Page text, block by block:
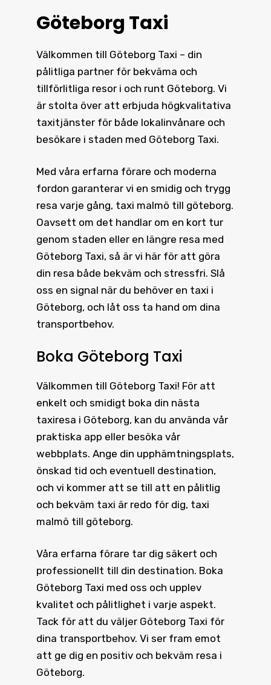
Göteborg Taxi
Välkommen till Göteborg Taxi – din
pålitliga partner för bekväma och
tillförlitliga resor i och runt Göteborg. Vi
är stolta över att erbjuda högkvalitativa
taxitjänster för både lokalinvånare och
besökare i staden med Göteborg Taxi.
Med våra erfarna förare och moderna
fordon garanterar vi en smidig och trygg
resa varje gång, taxi malmö till göteborg.
Oavsett om det handlar om en kort tur
genom staden eller en längre resa med
Göteborg Taxi, så är vi här för att göra
din resa både bekväm och stressfri. Slå
oss en signal när du behöver en taxi i
Göteborg, och låt oss ta hand om dina
transportbehov.
Boka Göteborg Taxi
Välkommen till Göteborg Taxi! För att
enkelt och smidigt boka din nästa
taxiresa i Göteborg, kan du använda vår
praktiska app eller besöka vår
webbplats. Ange din upphämtningsplats,
önskad tid och eventuell destination,
och vi kommer att se till att en pålitlig
och bekväm taxi är redo för dig, taxi
malmö till göteborg.
Våra erfarna förare tar dig säkert och
professionellt till din destination. Boka
Göteborg Taxi med oss och upplev
kvalitet och pålitlighet i varje aspekt.
Tack för att du väljer Göteborg Taxi för
dina transportbehov. Vi ser fram emot
att ge dig en positiv och bekväm resa i
Göteborg.